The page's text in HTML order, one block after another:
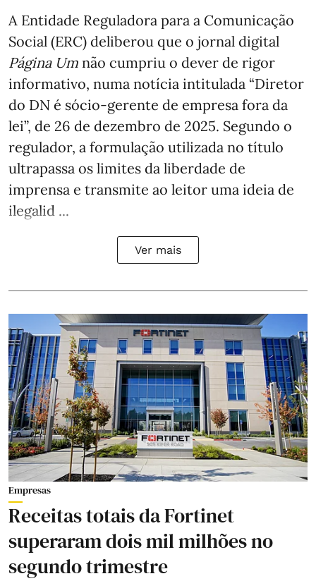
A Entidade Reguladora para a Comunicação
Social (ERC) deliberou que o jornal digital
Página Um não cumpriu o dever de rigor
informativo, numa notícia intitulada “Diretor
do DN é sócio‑gerente de empresa fora da
lei”, de 26 de dezembro de 2025. Segundo o
regulador, a formulação utilizada no título
ultrapassa os limites da liberdade de
imprensa e transmite ao leitor uma ideia de
ilegalid ...
Ver mais
Empresas
Receitas totais da Fortinet
superaram dois mil milhões no
segundo trimestre